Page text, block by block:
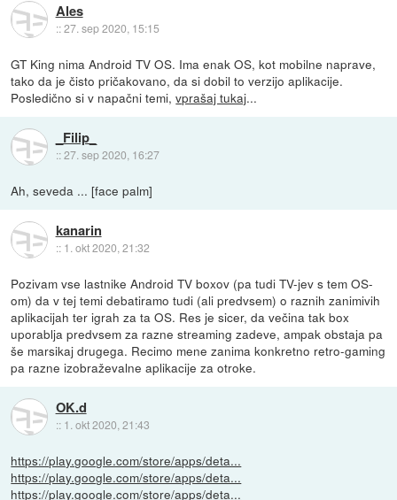
Ales
::27. sep 2020, 15:15
GT King nima Android TV OS. Ima enak OS, kot mobilne naprave,
tako da je čisto pričakovano, da si dobil to verzijo aplikacije.
Posledično si v napačni temi,vprašaj tukaj...
_Filip_
::27. sep 2020, 16:27
Ah, seveda ... [face palm]
kanarin
:: 1. okt 2020, 21:32
Pozivam vse lastnike Android TV boxov (pa tudi TV-jev s tem OS-
om) da v tej temi debatiramo tudi (ali predvsem) o raznih zanimivih
aplikacijah ter igrah za ta OS. Res je sicer, da večina tak box
uporablja predvsem za razne streaming zadeve, ampak obstaja pa
še marsikaj drugega. Recimo mene zanima konkretno retro-gaming
pa razne izobraževalne aplikacije za otroke.
OK.d
:: 1. okt 2020, 21:43
https://play.google.com/store/apps/deta...
https://play.google.com/store/apps/deta...
https://play.google.com/store/apps/deta...